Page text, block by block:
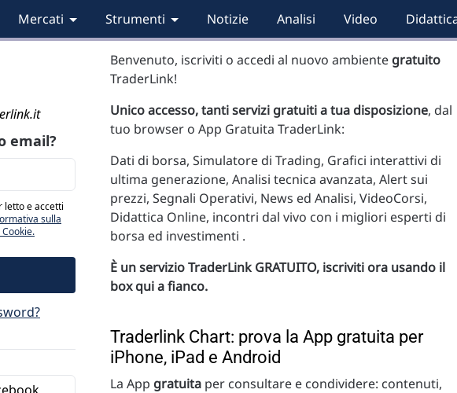
Mercati Strumenti Notizie Analisi Video
Benvenuto, iscriviti o accedi al nuovo ambiente gratuito
TraderLink!
Unico accesso, tanti servizi gratuiti a tua disposizione, dal
tuo browser o App Gratuita TraderLink:
Dati di borsa, Simulatore di Trading, Grafici interattivi di
ultima generazione, Analisi tecnica avanzata, Alert sui
prezzi, Segnali Operativi, News ed Analisi, VideoCorsi,
Didattica Online, incontri dal vivo con i migliori esperti di
borsa ed investimenti .
È un servizio TraderLink GRATUITO, iscriviti ora usando il
box qui a fianco.
Traderlink Chart: prova la App gratuita per
iPhone, iPad e Android
La App gratuita per consultare e condividere: contenuti,